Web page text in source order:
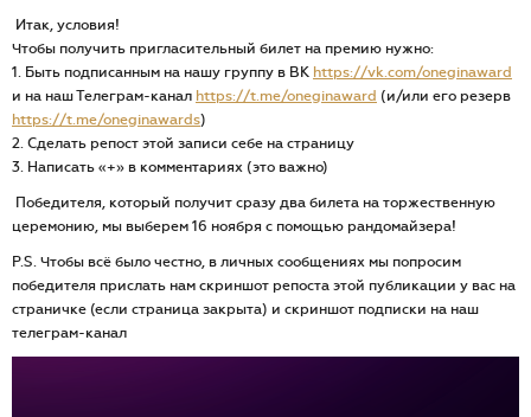
Итак, условия!
Чтобы получить пригласительный билет на премию нужно:
1. Быть подписанным на нашу группу в ВК https://vk.com/oneginaward
и на наш Телеграм-канал https://t.me/oneginaward (и/или его резерв
https://t.me/oneginawards)
2. Сделать репост этой записи себе на страницу
3. Написать «+» в комментариях (это важно)
Победителя, который получит сразу два билета на торжественную
церемонию, мы выберем 16 ноября с помощью рандомайзера!
P.S. Чтобы всё было честно, в личных сообщениях мы попросим
победителя прислать нам скриншот репоста этой публикации у вас на
страничке (если страница закрыта) и скриншот подписки на наш
телеграм-канал